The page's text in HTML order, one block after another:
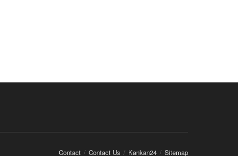
Contact Contact Us Kankan24 Sitemap